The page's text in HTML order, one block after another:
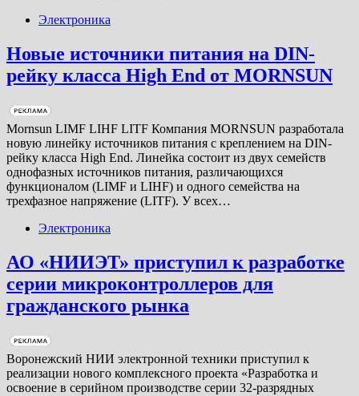
Электроника
Новые источники питания на DIN-
рейку класса High End от MORNSUN
Mornsun LIMF LIHF LITF Компания MORNSUN разработала
новую линейку источников питания с креплением на DIN-
рейку класса High End. Линейка состоит из двух семейств
однофазных источников питания, различающихся
функционалом (LIMF и LIHF) и одного семейства на
трехфазное напряжение (LITF). У всех…
Электроника
АО «НИИЭТ» приступил к разработке
серии микроконтроллеров для
гражданского рынка
Воронежский НИИ электронной техники приступил к
реализации нового комплексного проекта «Разработка и
освоение в серийном производстве серии 32-разрядных